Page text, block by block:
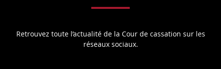
Retrouvez toute l’actualité de la Cour de cassation sur les
réseaux sociaux.